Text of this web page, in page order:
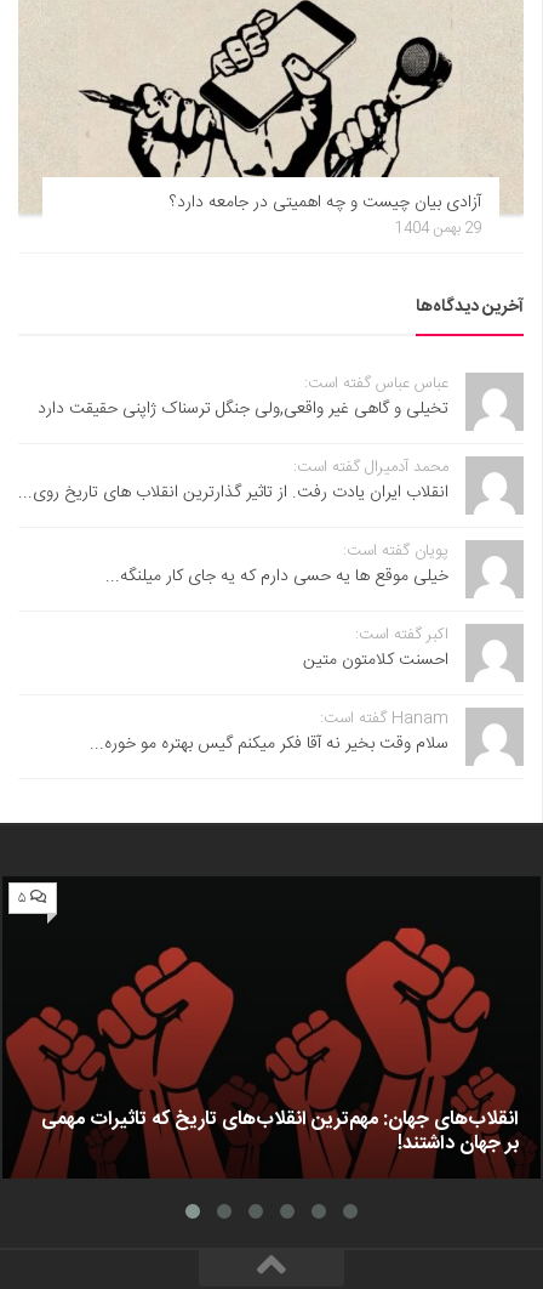
آزادی بیان چیست و چه اهمیتی در جامعه دارد؟
29 بهمن 1404
آخرین دیدگاه‌ها
عباس عباس گفته است:
تخیلی و گاهی غیر واقعی,ولی جنگل ترسناک ژاپنی حقیقت دارد
محمد آدمیرال گفته است:
انقلاب ایران یادت رفت. از تاثیر گذارترین انقلاب های تاریخ روی...
پویان گفته است:
خیلی موقع ها یه حسی دارم که یه جای کار میلنگه...
اکبر گفته است:
احسنت ‌کلامتون متین
Hanam گفته است:
سلام وقت بخیر نه آقا فکر میکنم گیس بهتره مو خوره...
۵
انقلاب‌های جهان: مهم‌ترین انقلاب‌های تاریخ که تاثیرات مهمی
بر جهان داشتند!